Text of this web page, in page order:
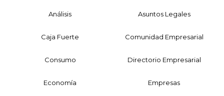
Análisis Asuntos Legales
Caja Fuerte Comunidad Empresarial
Consumo Directorio Empresarial
Economía Empresas